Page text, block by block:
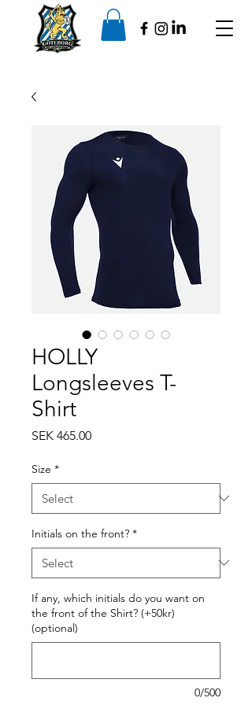
HOLLY
Longsleeves T-
Shirt
SEK 465.00Price
Size *
Initials on the front? *
If any, which initials do you want on
the front of the Shirt? (+50kr)
(optional)
0/500